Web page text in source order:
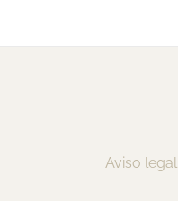
Aviso legal